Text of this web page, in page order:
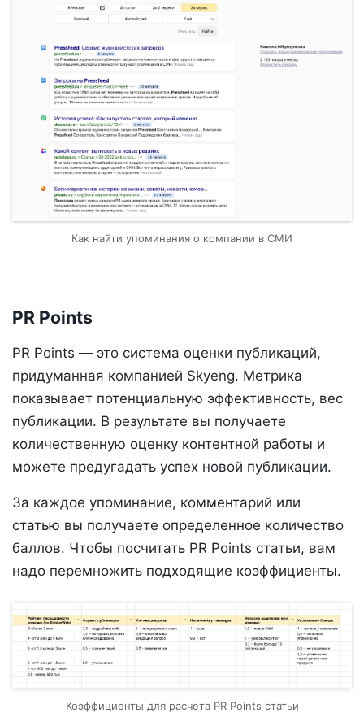
Как найти упоминания о компании в СМИ
PR Points
PR Points — это система оценки публикаций,
придуманная компанией Skyeng. Метрика
показывает потенциальную эффективность, вес
публикации. В результате вы получаете
количественную оценку контентной работы и
можете предугадать успех новой публикации.
За каждое упоминание, комментарий или
статью вы получаете определенное количество
баллов. Чтобы посчитать PR Points статьи, вам
надо перемножить подходящие коэффициенты.
Коэффициенты для расчета PR Points статьи